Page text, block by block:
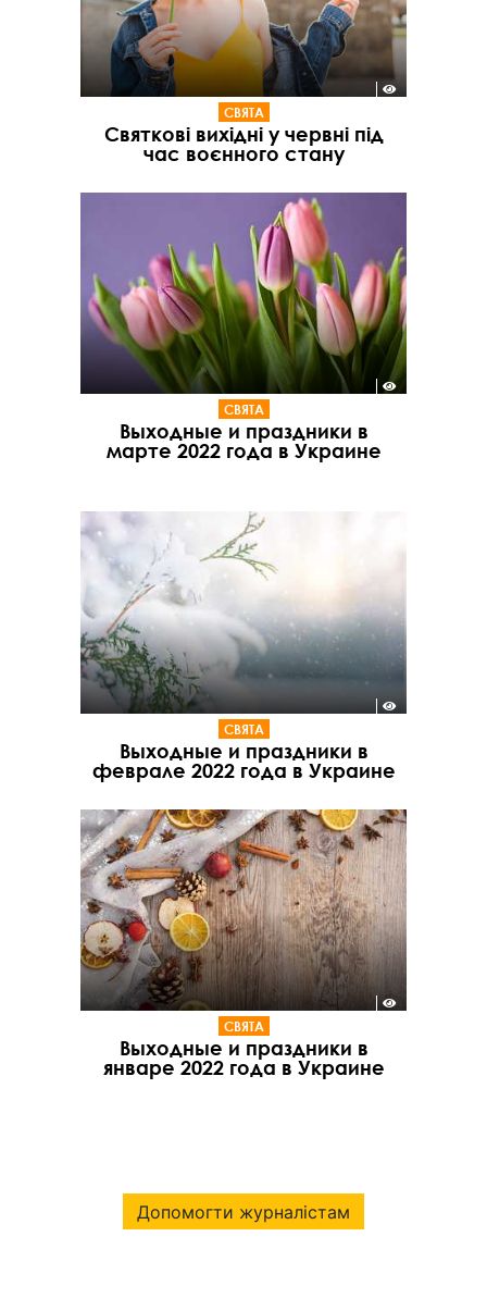
СВЯТА
Святкові вихідні у червні під
час воєнного стану
СВЯТА
Выходные и праздники в
марте 2022 года в Украине
СВЯТА
Выходные и праздники в
феврале 2022 года в Украине
СВЯТА
Выходные и праздники в
январе 2022 года в Украине
Допомогти журналістам